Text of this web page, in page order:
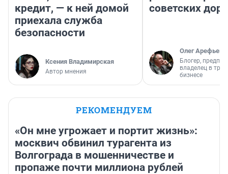
кредит, — к ней домой
приехала служба
безопасности
Ксения Владимирская
Автор мнения
советских
Олег Арефьев
Блогер,
владелец в
бизнесе
РЕКОМЕНДУЕМ
«Он мне угрожает и портит жизнь»:
москвич обвинил турагента из
Волгограда в мошенничестве и
пропаже почти миллиона рублей